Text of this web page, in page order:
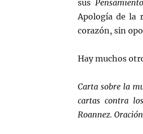
sus
Apología de la
corazón, sin
Hay muchos
Carta sobre la
cartas contra
Roannez.